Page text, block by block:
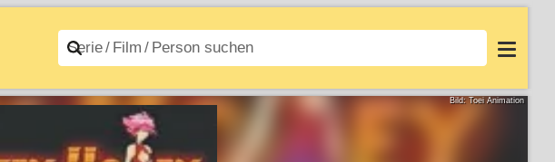
Filme A–Z Login
Bild: Toei Animation